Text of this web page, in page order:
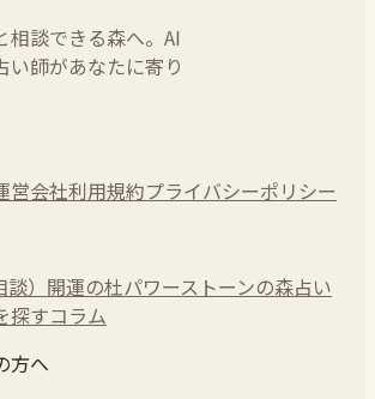
相談できる森へ。AI
い師があなたに寄り
営会社利用規約プライバシーポリシー
） 開運の杜パワーストーンの森占い
探すコラム
方へ